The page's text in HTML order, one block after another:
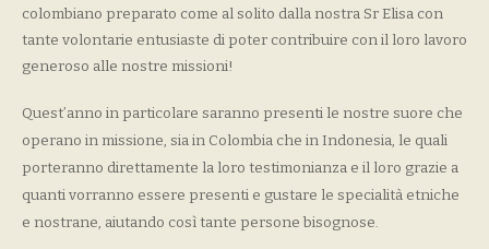
colombiano preparato come al solito dalla nostra Sr Elisa con
tante volontarie entusiaste di poter contribuire con il loro lavoro
generoso alle nostre missioni!
Quest’anno in particolare saranno presenti le nostre suore che
operano in missione, sia in Colombia che in Indonesia, le quali
porteranno direttamente la loro testimonianza e il loro grazie a
quanti vorranno essere presenti e gustare le specialità etniche
e nostrane, aiutando così tante persone bisognose.